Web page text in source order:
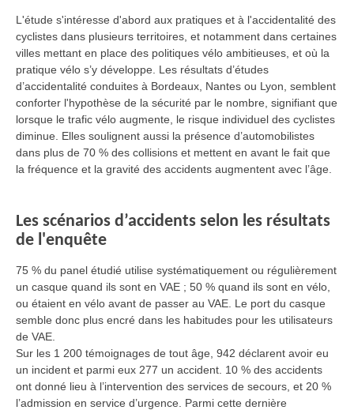
L'étude s'intéresse d'abord aux pratiques et à l'accidentalité des
cyclistes dans plusieurs territoires, et notamment dans certaines
villes mettant en place des politiques vélo ambitieuses, et où la
pratique vélo s’y développe. Les résultats d’études
d’accidentalité conduites à Bordeaux, Nantes ou Lyon, semblent
conforter l'hypothèse de la sécurité par le nombre, signifiant que
lorsque le trafic vélo augmente, le risque individuel des cyclistes
diminue. Elles soulignent aussi la présence d’automobilistes
dans plus de 70 % des collisions et mettent en avant le fait que
la fréquence et la gravité des accidents augmentent avec l’âge.
Les scénarios d’accidents selon les résultats
de l'enquête
75 % du panel étudié utilise systématiquement ou régulièrement
un casque quand ils sont en VAE ; 50 % quand ils sont en vélo,
ou étaient en vélo avant de passer au VAE. Le port du casque
semble donc plus encré dans les habitudes pour les utilisateurs
de VAE.
Sur les 1 200 témoignages de tout âge, 942 déclarent avoir eu
un incident et parmi eux 277 un accident. 10 % des accidents
ont donné lieu à l’intervention des services de secours, et 20 %
l’admission en service d’urgence. Parmi cette dernière